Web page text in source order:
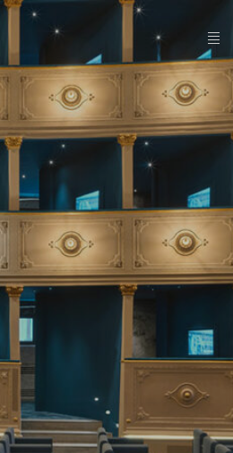
CHI SIAMO
PROGETTI
NEWS
POLICY
CONTATTI
CAREERS
中文